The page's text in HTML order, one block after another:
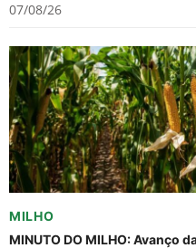
07/08/26
MILHO
MINUTO DO MILHO: Avanço